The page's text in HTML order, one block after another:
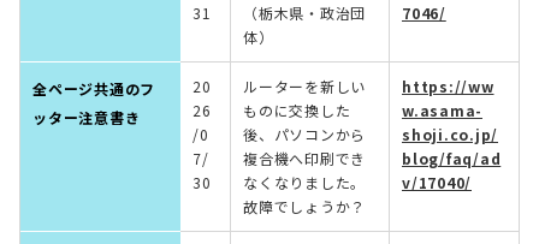
31
（栃木県・政治団
体）
7046/
全ページ共通のフ
ッター注意書き
20
26
/0
7/
30
ルーターを新しい
ものに交換した
後、パソコンから
複合機へ印刷でき
なくなりました。
故障でしょうか？
https://ww
w.asama-
shoji.co.jp/
blog/faq/ad
v/17040/